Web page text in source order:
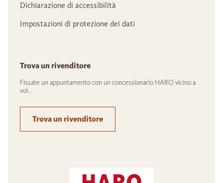
Dichiarazione di accessibilità
Impostazioni di protezione dei dati
Trova un rivenditore
Fissate un appuntamento con un concessionario HARO vicino a
voi..
Trova un rivenditore